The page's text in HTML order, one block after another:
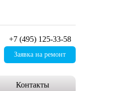
+7 (495) 125-33-58
Заявка на ремонт
Контакты